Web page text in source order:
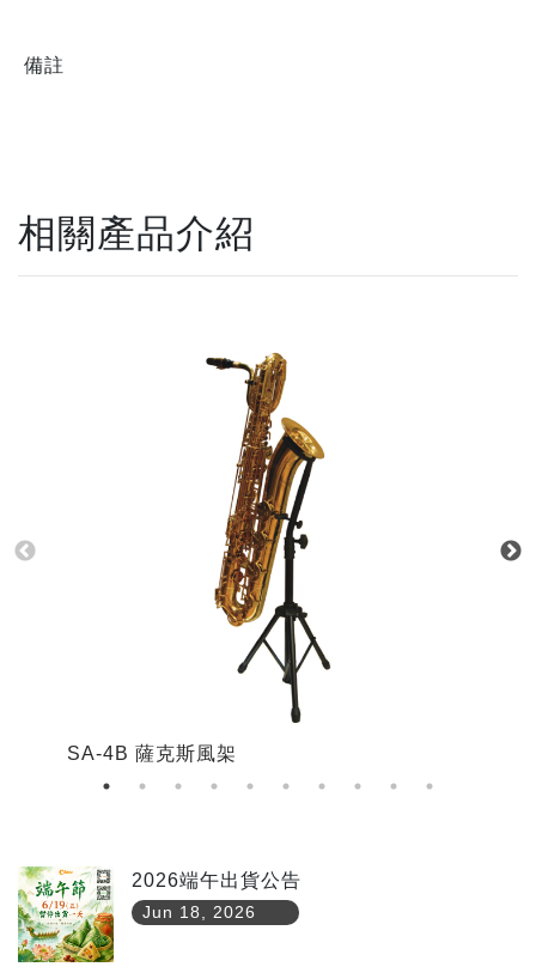
備註
相關產品介紹
SA-4B 薩克斯風架
2026端午出貨公告
Jun 18, 2026